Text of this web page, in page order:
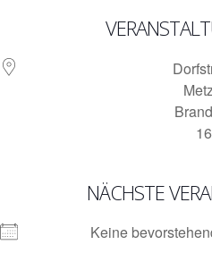
NÄCHSTE
Keine